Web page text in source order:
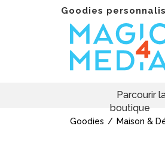
Goodies
Parcourir
boutique
Goodies Maison &